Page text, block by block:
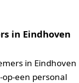
in Eindhoven
in Eindhoven
een personal